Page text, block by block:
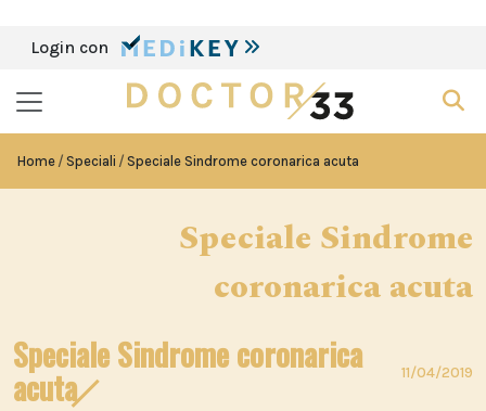
Login con
Home Speciali Speciale Sindrome coronarica acuta
Speciale Sindrome
coronarica acuta
Speciale Sindrome coronarica
acuta 11/04/2019